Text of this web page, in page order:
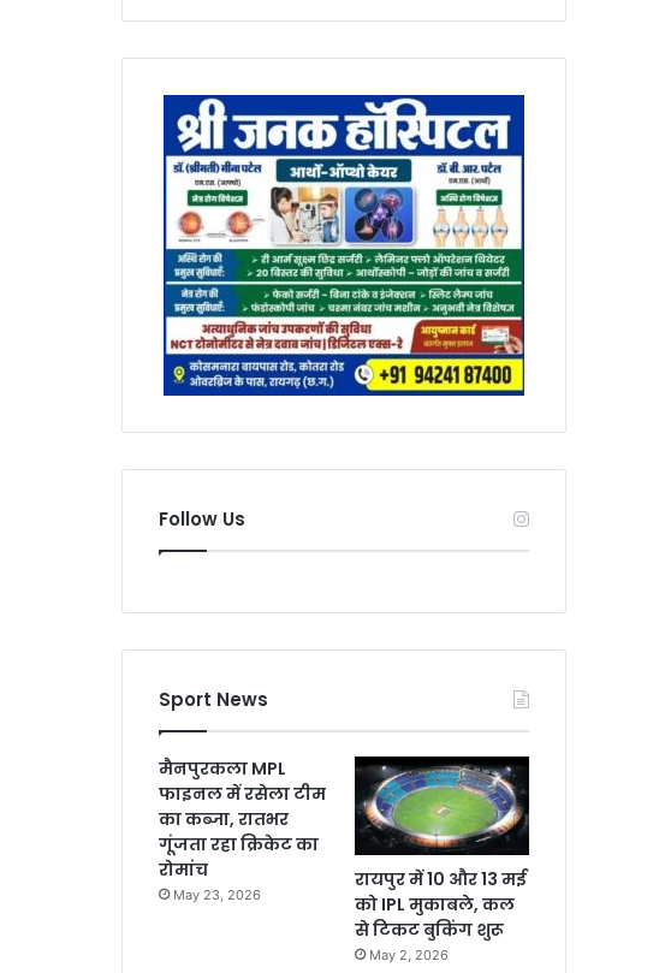
Follow Us
Sport News
मैनपुरकला MPL
फाइनल में रसेला टीम
का कब्जा, रातभर
गूंजता रहा क्रिकेट का
रोमांच
May 23, 2026
रायपुर में 10 और 13 मई
को IPL मुकाबले, कल
से टिकट बुकिंग शुरू
May 2, 2026